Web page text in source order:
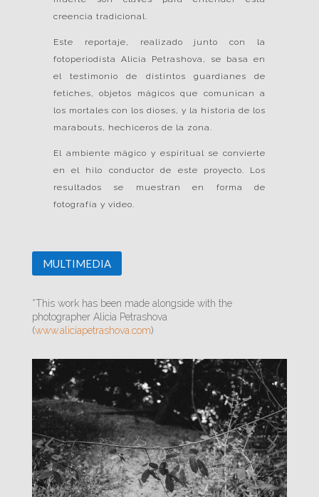
creencia tradicional.
Este reportaje, realizado junto con la
fotoperiodísta Alicia Petrashova, se basa en
el testimonio de distintos guardianes de
fetiches, objetos mágicos que comunican a
los mortales con los dioses, y la historia de los
marabouts, hechiceros de la zona.
El ambiente mágico y espiritual se convierte
en el hilo conductor de este proyecto. Los
resultados se muestran en forma de
fotografía y video.
MULTIMEDIA
*This work has been made alongside with the
photographer Alicia Petrashova
(www.aliciapetrashova.com)